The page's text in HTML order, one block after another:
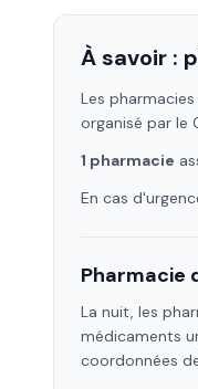
À savoir :
Les
organisé par le
1 pharmacie
En cas
Pharmacie
La nuit, les
médicaments
coordonnées